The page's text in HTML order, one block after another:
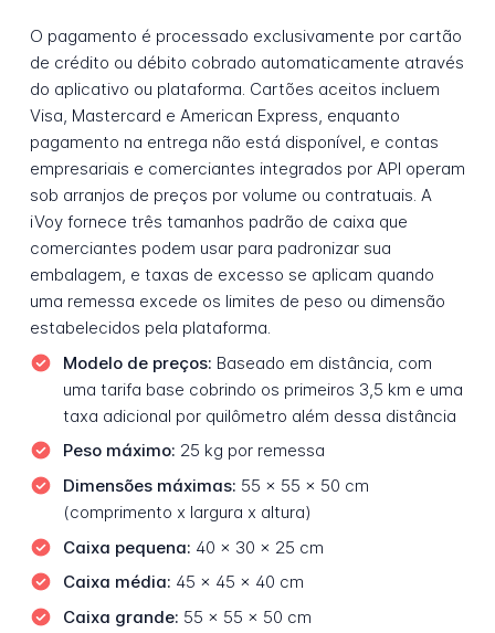
O pagamento é processado exclusivamente por cartão
de crédito ou débito cobrado automaticamente através
do aplicativo ou plataforma. Cartões aceitos incluem
Visa, Mastercard e American Express, enquanto
pagamento na entrega não está disponível, e contas
empresariais e comerciantes integrados por API operam
sob arranjos de preços por volume ou contratuais. A
iVoy fornece três tamanhos padrão de caixa que
comerciantes podem usar para padronizar sua
embalagem, e taxas de excesso se aplicam quando
uma remessa excede os limites de peso ou dimensão
estabelecidos pela plataforma.
Modelo de preços: Baseado em distância, com
uma tarifa base cobrindo os primeiros 3,5 km e uma
taxa adicional por quilômetro além dessa distância
Peso máximo: 25 kg por remessa
Dimensões máximas: 55 x 55 x 50 cm
(comprimento x largura x altura)
Caixa pequena: 40 x 30 x 25 cm
Caixa média: 45 x 45 x 40 cm
Caixa grande: 55 x 55 x 50 cm